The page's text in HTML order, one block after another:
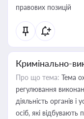
правових позицій
Кримінально-
Про що тема: Тема
регулювання
діяльність органів
осіб, які відбувають